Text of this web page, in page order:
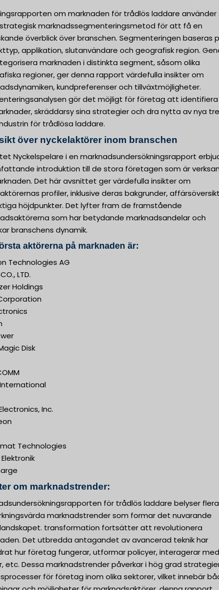
om marknaden för trådlös laddare använder
marknadssegmenteringsmetod för att få en
överblick över branschen. Segmenteringen baseras
applikation, slutanvändare och geografisk region.
marknaden i distinkta segment, såsom olika
regioner, ger denna rapport värdefulla insikter om
kundpreferenser och tillväxtmöjligheter.
gör det möjligt för företag att identifiera
skräddarsy sina strategier och dra nytta av nya
för trådlösa laddare.
över nyckelaktörer inom branschen
Nyckelspelare i en marknadsundersökningsrapport
introduktion till de stora företagen som är
Det här avsnittet ger värdefulla insikter om
profiler, inklusive deras bakgrunder,
höjdpunkter. Det lyfter fram de framstående
som har betydande marknadsandelar och
branschens dynamik.
aktörerna på marknaden är:
Technologies AG
LTD.
Holdings
Disk
Inc.
Technologies
om marknadstrender:
för trådlös laddare belyser flera
marknadstrender som formar det nuvarande
transformation fortsätter att revolutionera
Det utbredda antagandet av avancerad teknik har
hur företag fungerar, utformar policyer, interagerar med
etc. Dessa marknadstrender påverkar i hög grad
för företag inom olika sektorer, vilket innebär